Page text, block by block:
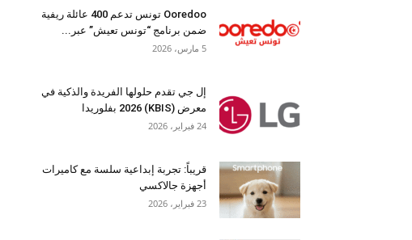
Ooredoo تونس تدعم 400 عائلة ريفية
ضمن برنامج “تونس تعيش” عبر...
5 مارس، 2026
إل جي تقدم حلولها الفريدة والذكية في
معرض (KBIS) 2026 بفلوريدا
24 فبراير، 2026
قريباً: تجربة إبداعية سلسة مع كاميرات
أجهزة جالاكسي
23 فبراير، 2026